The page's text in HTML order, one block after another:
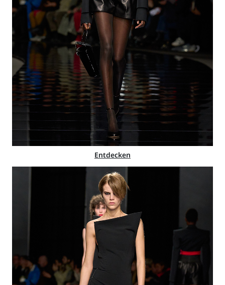
Entdecken